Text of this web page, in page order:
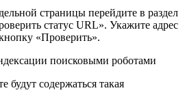
страницы перейдите в раздел
статус URL». Укажите адрес
«Проверить».
будут содержаться такая